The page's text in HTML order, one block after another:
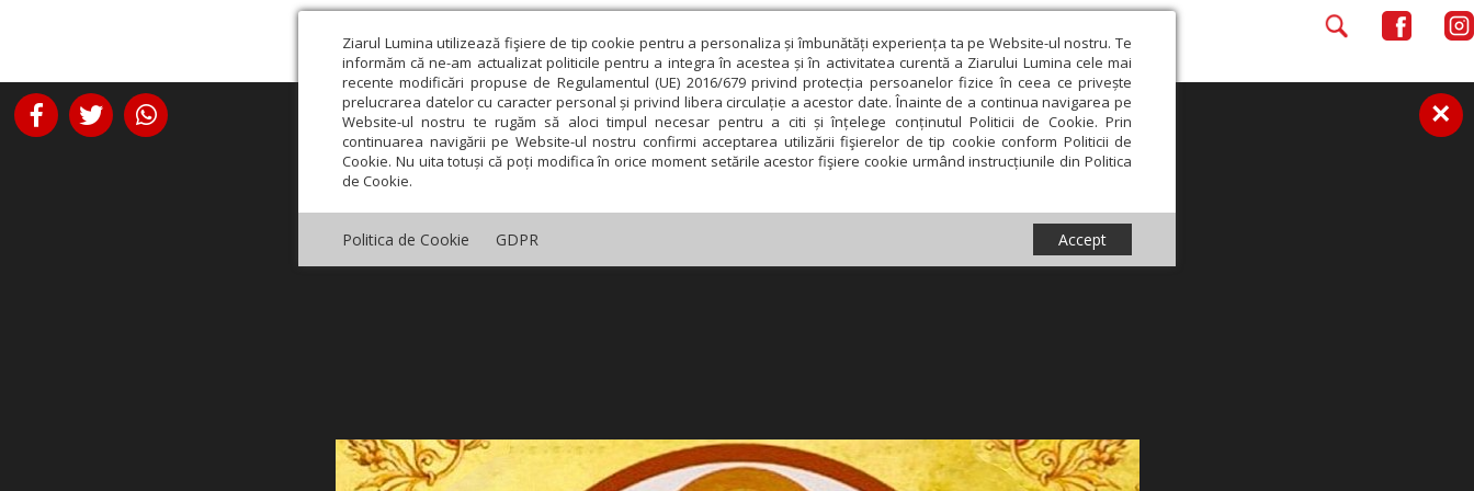
Ziarul Lumina utilizează fişiere de tip cookie pentru a personaliza și îmbunătăți experiența ta pe Website-ul nostru. Te
informăm că ne-am actualizat politicile pentru a integra în acestea și în activitatea curentă a Ziarului Lumina cele mai
recente modificări propuse de Regulamentul (UE) 2016/679 privind protecția persoanelor fizice în ceea ce privește
prelucrarea datelor cu caracter personal și privind libera circulație a acestor date. Înainte de a continua navigarea pe
Website-ul nostru te rugăm să aloci timpul necesar pentru a citi și înțelege conținutul Politicii de Cookie. Prin
continuarea navigării pe Website-ul nostru confirmi acceptarea utilizării fişierelor de tip cookie conform Politicii de
Cookie. Nu uita totuși că poți modifica în orice moment setările acestor fişiere cookie urmând instrucțiunile din Politica
de Cookie.
Politica de Cookie GDPR Accept
×